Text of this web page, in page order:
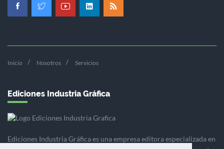
Inicio Nosotros Servicios
Ediciones Industria Gráfica
Ediciones Industria Gráfica es una empresa editora especializada en